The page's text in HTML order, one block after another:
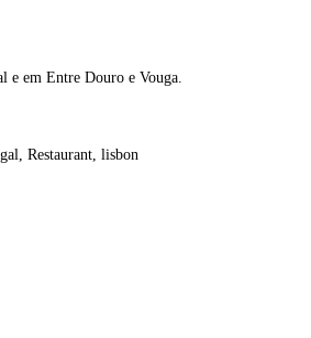
e em Entre Douro e Vouga.
Restaurant, lisbon